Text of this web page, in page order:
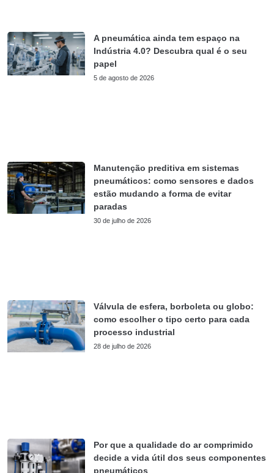
A pneumática ainda tem espaço na
Indústria 4.0? Descubra qual é o seu
papel
5 de agosto de 2026
Manutenção preditiva em sistemas
pneumáticos: como sensores e dados
estão mudando a forma de evitar
paradas
30 de julho de 2026
Válvula de esfera, borboleta ou globo:
como escolher o tipo certo para cada
processo industrial
28 de julho de 2026
Por que a qualidade do ar comprimido
decide a vida útil dos seus componentes
pneumáticos